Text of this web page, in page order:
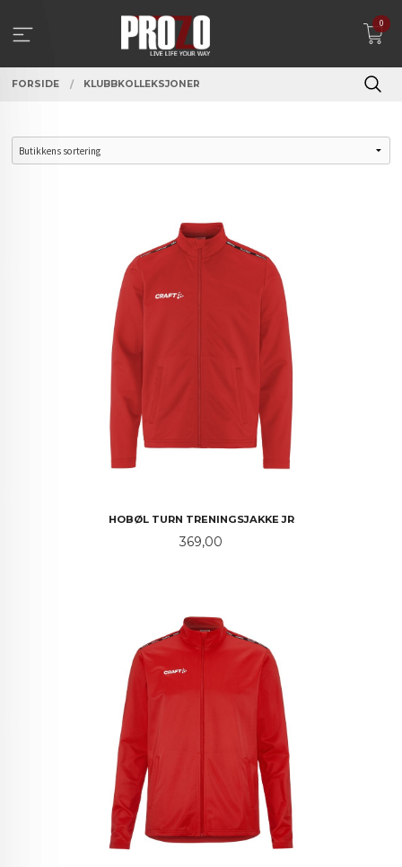
innholdet
0
FORSIDE KLUBBKOLLEKSJONER
HOBØL TURN TRENINGSJAKKE JR
Pris
369,00